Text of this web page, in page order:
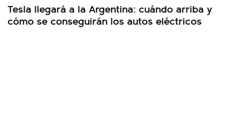
Tesla llegará a la Argentina: cuándo arriba y
cómo se conseguirán los autos eléctricos